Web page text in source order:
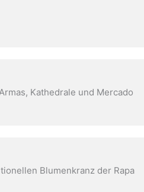
Kathedrale und Mercado
Blumenkranz der Rapa